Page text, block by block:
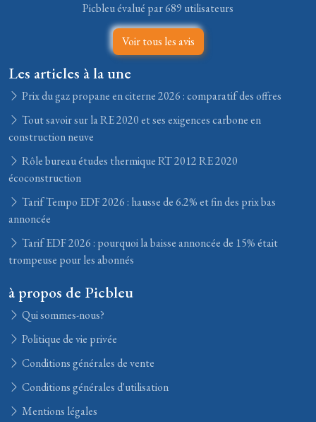
Picbleu évalué par 689 utilisateurs
Voir tous les avis
Les articles à la une
Prix du gaz propane en citerne 2026 : comparatif des offres
Tout savoir sur la RE 2020 et ses exigences carbone en
construction neuve
Rôle bureau études thermique RT 2012 RE 2020
écoconstruction
Tarif Tempo EDF 2026 : hausse de 6.2% et fin des prix bas
annoncée
Tarif EDF 2026 : pourquoi la baisse annoncée de 15% était
trompeuse pour les abonnés
à propos de Picbleu
Qui sommes-nous?
Politique de vie privée
Conditions générales de vente
Conditions générales d'utilisation
Mentions légales